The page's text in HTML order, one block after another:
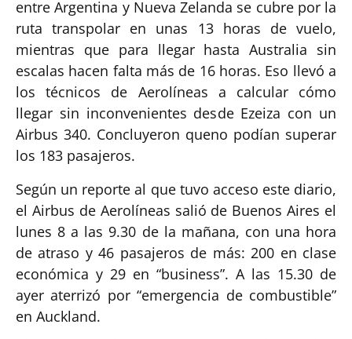
entre Argentina y Nueva Zelanda se cubre por la
ruta transpolar en unas 13 horas de vuelo,
mientras que para llegar hasta Australia sin
escalas hacen falta más de 16 horas. Eso llevó a
los técnicos de Aerolíneas a calcular cómo
llegar sin inconvenientes desde Ezeiza con un
Airbus 340. Concluyeron queno podían superar
los 183 pasajeros.
Según un reporte al que tuvo acceso este diario,
el Airbus de Aerolíneas salió de Buenos Aires el
lunes 8 a las 9.30 de la mañana, con una hora
de atraso y 46 pasajeros de más: 200 en clase
económica y 29 en “business”. A las 15.30 de
ayer aterrizó por “emergencia de combustible”
en Auckland.